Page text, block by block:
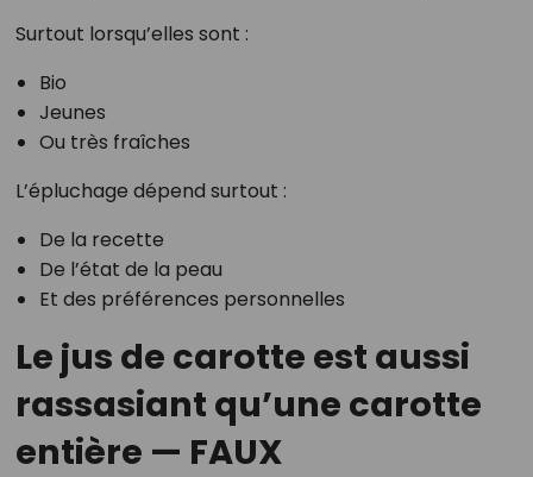
Surtout lorsqu’elles sont :
Bio
Jeunes
Ou très fraîches
L’épluchage dépend surtout :
De la recette
De l’état de la peau
Et des préférences personnelles
Le jus de carotte est aussi
rassasiant qu’une carotte
entière — FAUX